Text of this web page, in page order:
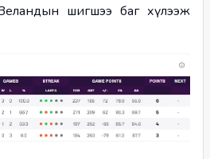
шигшээ баг хүлээж